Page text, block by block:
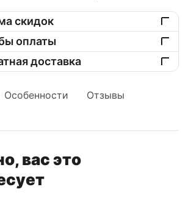
скидок
оплаты
доставка
Особенности Отзывы
вас это